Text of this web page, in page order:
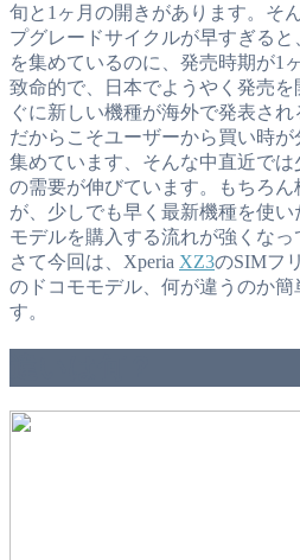
旬と1ヶ月の開きがあります。そ
プグレードサイクルが早すぎる
を集めているのに、発売時期が1
致命的で、日本でようやく発売
ぐに新しい機種が海外で発表され
だからこそユーザーから買い時
集めています、そんな中直近で
の需要が伸びています。もちろ
が、少しでも早く最新機種を使
モデルを購入する流れが強くなっ
さて今回は、Xperia XZ3のSIMフ
のドコモモデル、何が違うのか簡
す。